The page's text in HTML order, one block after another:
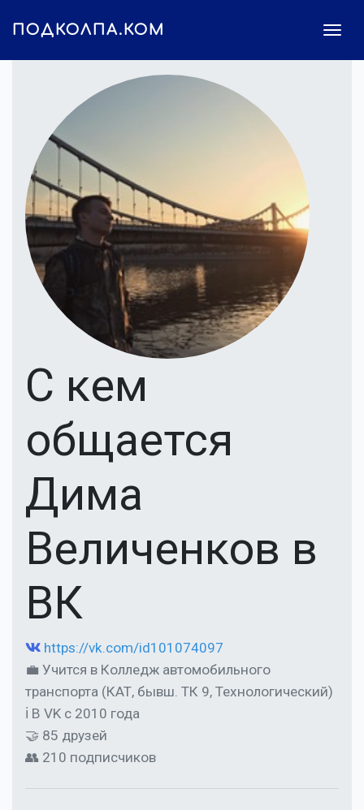
ПОДКОЛПА.КОМ
С кем
общается
Дима
Величенков в
ВК
https://vk.com/id101074097
💼 Учится в Колледж автомобильного
транспорта (КАТ, бывш. ТК 9, Технологический)
ℹ В VK с 2010 года
🤝 85 друзей
👥 210 подписчиков